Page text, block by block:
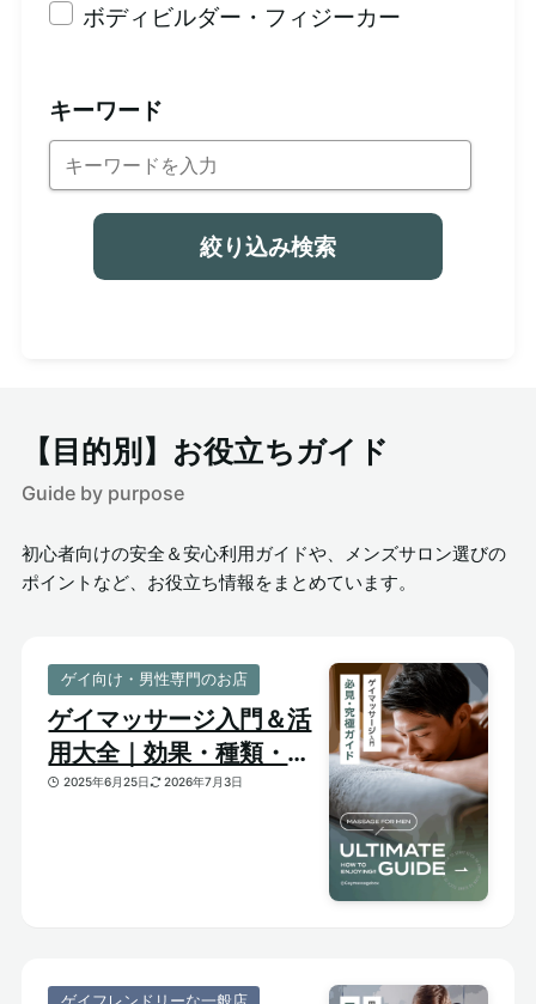
ボディビルダー・フィジーカー
キーワード
絞り込み検索
【目的別】お役立ちガイド
Guide by purpose
初心者向けの安全＆安心利用ガイドや、メンズサロン選びの
ポイントなど、お役立ち情報をまとめています。
ゲイ向け・男性専門のお店
ゲイマッサージ入門＆活
用大全｜効果・種類・選
び方がわかる体験ガイド
2025年6月25日 2026年7月3日